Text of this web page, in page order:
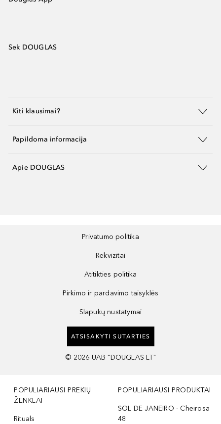
Sek DOUGLAS
Kiti klausimai?
Papildoma informacija
Apie DOUGLAS
Privatumo politika
Rekvizitai
Atitikties politika
Pirkimo ir pardavimo taisyklės
Slapukų nustatymai
ATSISAKYTI SUTARTIES
© 2026 UAB "DOUGLAS LT"
POPULIARIAUSI PREKIŲ
ŽENKLAI
Rituals
POPULIARIAUSI PRODUKTAI
SOL DE JANEIRO - Cheirosa
48